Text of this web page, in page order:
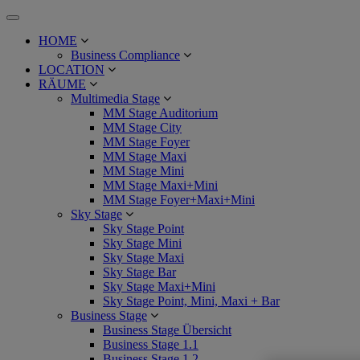
Toggle
navigation
HOME
Business Compliance
LOCATION
RÄUME
Multimedia Stage
MM Stage Auditorium
MM Stage City
MM Stage Foyer
MM Stage Maxi
MM Stage Mini
MM Stage Maxi+Mini
MM Stage Foyer+Maxi+Mini
Sky Stage
Sky Stage Point
Sky Stage Mini
Sky Stage Maxi
Sky Stage Bar
Sky Stage Maxi+Mini
Sky Stage Point, Mini, Maxi + Bar
Business Stage
Business Stage Übersicht
Business Stage 1.1